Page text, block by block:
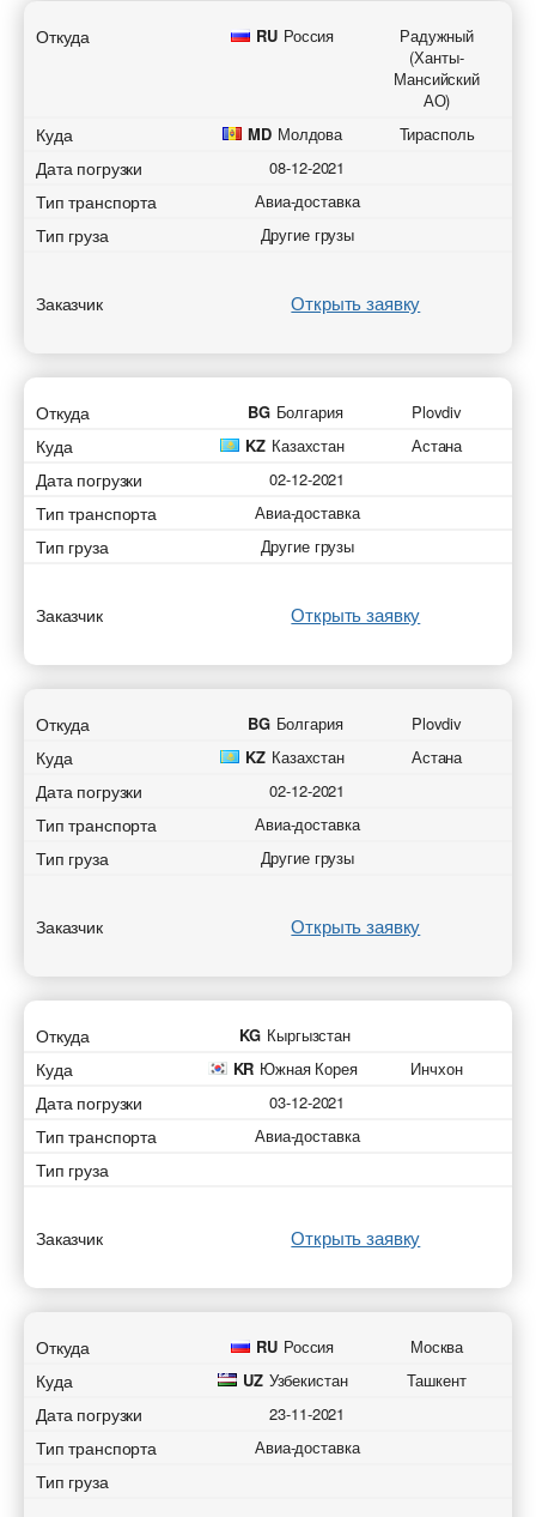
Откуда RU Россия
Радужный
(Ханты-
Мансийский
АО)
Куда MD Молдова Тирасполь
Дата погрузки 08-12-2021
Тип транспорта Авиа-доставка
Тип груза Другие грузы
Заказчик Открыть заявку
Откуда BG Болгария Plovdiv
Куда KZ Казахстан Астана
Дата погрузки 02-12-2021
Тип транспорта Авиа-доставка
Тип груза Другие грузы
Заказчик Открыть заявку
Откуда BG Болгария Plovdiv
Куда KZ Казахстан Астана
Дата погрузки 02-12-2021
Тип транспорта Авиа-доставка
Тип груза Другие грузы
Заказчик Открыть заявку
Откуда KG Кыргызстан
Куда KR Южная Корея Инчхон
Дата погрузки 03-12-2021
Тип транспорта Авиа-доставка
Тип груза
Заказчик Открыть заявку
Откуда RU Россия Москва
Куда UZ Узбекистан Ташкент
Дата погрузки 23-11-2021
Тип транспорта Авиа-доставка
Тип груза